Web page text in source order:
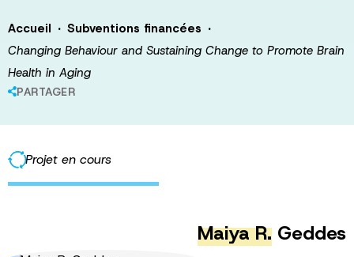
Accueil · Subventions financées ·
Changing Behaviour and Sustaining Change to Promote Brain
Health in Aging
PARTAGER
Projet en cours
Maiya R. Geddes